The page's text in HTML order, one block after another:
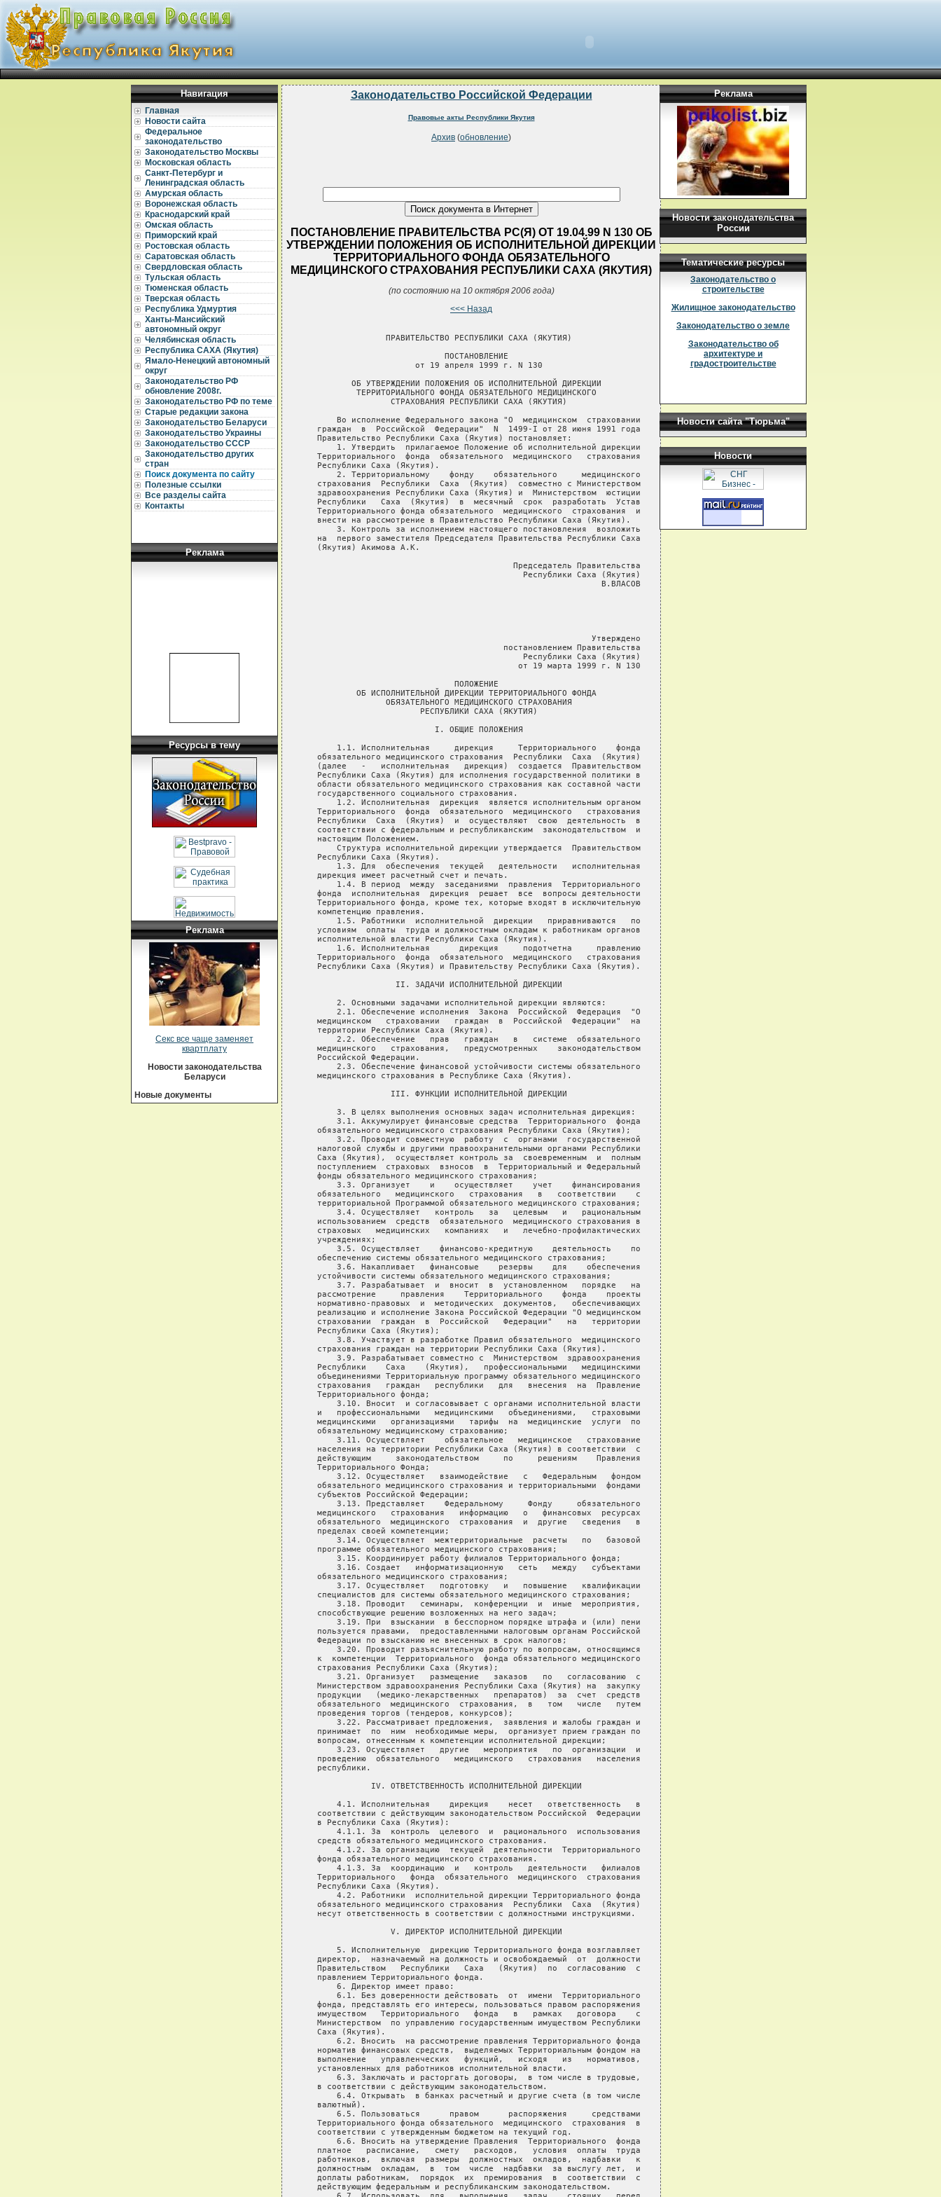
Навигация
Главная
Новости сайта
Федеральное
законодательство
Законодательство Москвы
Московская область
Санкт-Петербург и
Ленинградская область
Амурская область
Воронежская область
Краснодарский край
Омская область
Приморский край
Ростовская область
Саратовская область
Свердловская область
Тульская область
Тюменская область
Тверская область
Республика Удмуртия
Ханты-Мансийский
автономный округ
Челябинская область
Республика САХА (Якутия)
Ямало-Ненецкий автономный
округ
Законодательство РФ
обновление 2008г.
Законодательство РФ по теме
Старые редакции закона
Законодательство Беларуси
Законодательство Украины
Законодательство СССР
Законодательство других
стран
Поиск документа по сайту
Полезные ссылки
Все разделы сайта
Контакты
Реклама
Ресурсы в тему
Реклама
Секс все чаще заменяет
квартплату
Новости законодательства
Беларуси
Новые документы
Законодательство Российской Федерации
Правовые акты Республики Якутия
Архив (обновление)
ПОСТАНОВЛЕНИЕ ПРАВИТЕЛЬСТВА РС(Я) ОТ 19.04.99 N 130 ОБ
УТВЕРЖДЕНИИ ПОЛОЖЕНИЯ ОБ ИСПОЛНИТЕЛЬНОЙ ДИРЕКЦИИ
ТЕРРИТОРИАЛЬНОГО ФОНДА ОБЯЗАТЕЛЬНОГО
МЕДИЦИНСКОГО СТРАХОВАНИЯ РЕСПУБЛИКИ САХА (ЯКУТИЯ)
(по состоянию на 10 октября 2006 года)
<<< Назад
Реклама
Новости законодательства
России
Тематические ресурсы
Законодательство о
строительстве
Жилищное законодательство
Законодательство о земле
Законодательство об
архитектуре и
градостроительстве
Новости сайта "Тюрьма"
Новости